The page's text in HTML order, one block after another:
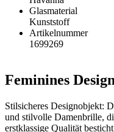
Glasmaterial
Kunststoff
Artikelnummer
1699269
Feminines
Stilsicheres Designobjekt:
und stilvolle Damenbrille,
erstklassige Qualität